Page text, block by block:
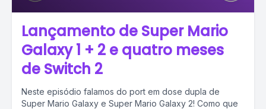
Lançamento de Super Mario
Galaxy 1 + 2 e quatro meses
de Switch 2
Neste episódio falamos do port em dose dupla de
Super Mario Galaxy e Super Mario Galaxy 2! Como que